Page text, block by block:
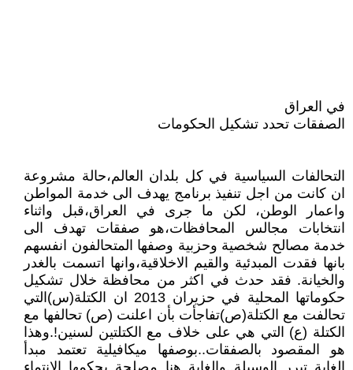
في العراق
الصفقات تحدد تشكيل الحكومات
التحالفات السياسية في كل بلدان العالم،حالة مشروعة
ان كانت من اجل تنفيذ برنامج يهدف الى خدمة المواطن
واعمار الوطن، لكن ما جرى في العراق،قبل واثناء
انتخابات مجالس المحافظات،هو صفقات تهدف الى
خدمة مصالح شخصية وحزبية وصفها المتحالفون انفسهم
بانها فقدت المبدئية والقيم الاخلاقية،وانها اتسمت بالغدر
والخيانة. فقد حدث في اكثر من محافظة خلال تشكيل
حكوماتها المحلية في حزيران 2013 ان الكتلة(س)التي
تحالفت مع الكتلة(ص)تفاجأت بأن اعلنت (ص) تحالفها مع
الكتلة (ع) التي هي على خلاف مع الكتلتين لسنين!.وهذا
هو المقصود بالصفقات..بوصفها ميكافيلية تعتمد مبدأ